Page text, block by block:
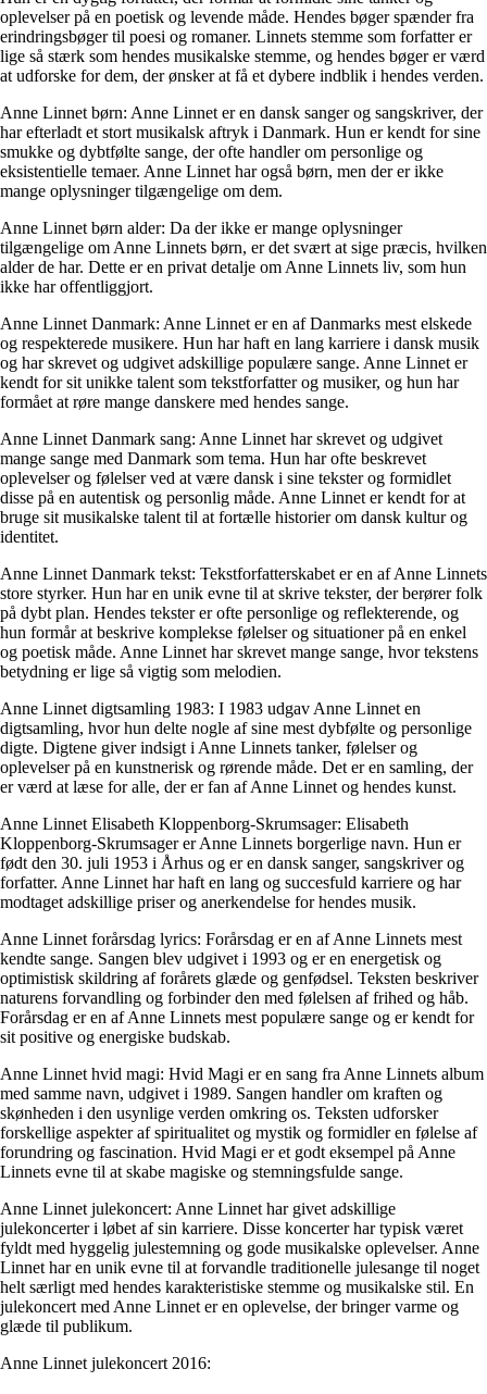
oplevelser på en poetisk og levende måde. Hendes bøger spænder fra
erindringsbøger til poesi og romaner. Linnets stemme som forfatter er
lige så stærk som hendes musikalske stemme, og hendes bøger er værd
at udforske for dem, der ønsker at få et dybere indblik i hendes verden.
Anne Linnet børn: Anne Linnet er en dansk sanger og sangskriver, der
har efterladt et stort musikalsk aftryk i Danmark. Hun er kendt for sine
smukke og dybtfølte sange, der ofte handler om personlige og
eksistentielle temaer. Anne Linnet har også børn, men der er ikke
mange oplysninger tilgængelige om dem.
Anne Linnet børn alder: Da der ikke er mange oplysninger
tilgængelige om Anne Linnets børn, er det svært at sige præcis, hvilken
alder de har. Dette er en privat detalje om Anne Linnets liv, som hun
ikke har offentliggjort.
Anne Linnet Danmark: Anne Linnet er en af Danmarks mest elskede
og respekterede musikere. Hun har haft en lang karriere i dansk musik
og har skrevet og udgivet adskillige populære sange. Anne Linnet er
kendt for sit unikke talent som tekstforfatter og musiker, og hun har
formået at røre mange danskere med hendes sange.
Anne Linnet Danmark sang: Anne Linnet har skrevet og udgivet
mange sange med Danmark som tema. Hun har ofte beskrevet
oplevelser og følelser ved at være dansk i sine tekster og formidlet
disse på en autentisk og personlig måde. Anne Linnet er kendt for at
bruge sit musikalske talent til at fortælle historier om dansk kultur og
identitet.
Anne Linnet Danmark tekst: Tekstforfatterskabet er en af Anne Linnets
store styrker. Hun har en unik evne til at skrive tekster, der berører folk
på dybt plan. Hendes tekster er ofte personlige og reflekterende, og
hun formår at beskrive komplekse følelser og situationer på en enkel
og poetisk måde. Anne Linnet har skrevet mange sange, hvor tekstens
betydning er lige så vigtig som melodien.
Anne Linnet digtsamling 1983: I 1983 udgav Anne Linnet en
digtsamling, hvor hun delte nogle af sine mest dybfølte og personlige
digte. Digtene giver indsigt i Anne Linnets tanker, følelser og
oplevelser på en kunstnerisk og rørende måde. Det er en samling, der
er værd at læse for alle, der er fan af Anne Linnet og hendes kunst.
Anne Linnet Elisabeth Kloppenborg-Skrumsager: Elisabeth
Kloppenborg-Skrumsager er Anne Linnets borgerlige navn. Hun er
født den 30. juli 1953 i Århus og er en dansk sanger, sangskriver og
forfatter. Anne Linnet har haft en lang og succesfuld karriere og har
modtaget adskillige priser og anerkendelse for hendes musik.
Anne Linnet forårsdag lyrics: Forårsdag er en af Anne Linnets mest
kendte sange. Sangen blev udgivet i 1993 og er en energetisk og
optimistisk skildring af forårets glæde og genfødsel. Teksten beskriver
naturens forvandling og forbinder den med følelsen af frihed og håb.
Forårsdag er en af Anne Linnets mest populære sange og er kendt for
sit positive og energiske budskab.
Anne Linnet hvid magi: Hvid Magi er en sang fra Anne Linnets album
med samme navn, udgivet i 1989. Sangen handler om kraften og
skønheden i den usynlige verden omkring os. Teksten udforsker
forskellige aspekter af spiritualitet og mystik og formidler en følelse af
forundring og fascination. Hvid Magi er et godt eksempel på Anne
Linnets evne til at skabe magiske og stemningsfulde sange.
Anne Linnet julekoncert: Anne Linnet har givet adskillige
julekoncerter i løbet af sin karriere. Disse koncerter har typisk været
fyldt med hyggelig julestemning og gode musikalske oplevelser. Anne
Linnet har en unik evne til at forvandle traditionelle julesange til noget
helt særligt med hendes karakteristiske stemme og musikalske stil. En
julekoncert med Anne Linnet er en oplevelse, der bringer varme og
glæde til publikum.
Anne Linnet julekoncert 2016: